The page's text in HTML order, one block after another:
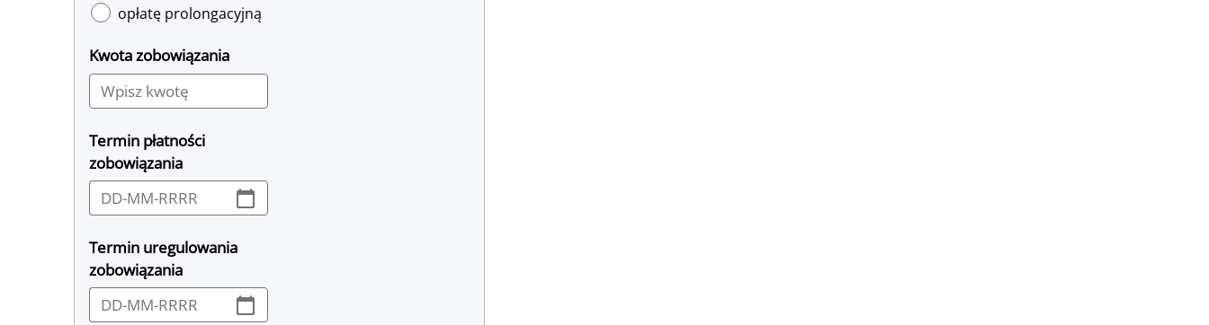
opłatę prolongacyjną
Kwota zobowiązania
Termin płatności
zobowiązania
calendar_today
Termin uregulowania
zobowiązania
calendar_today